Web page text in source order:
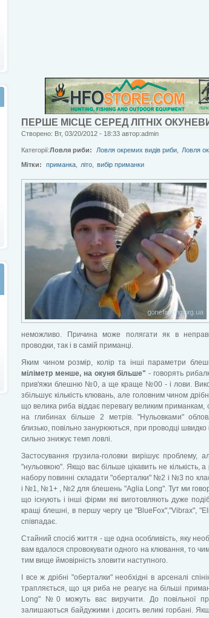
ПЕРШЕ МІСЦЕ СЕРЕД ЛІТНІХ
Створено: Вт, 03/20/2012 - 18:33 автор:admin
Категорії:Ловля риби: Ловля окремих видів риби Ловля
Мітки:
приманка літо вибір приманки
неможливо. Причина може полягати як в
проводки, так і в самій приманці.
Яким чином розмір, колір та інші параметри
міліметр менше, на окуня більше" - говорять
прив'яжи блешню №0, а ще краще №00 - і лови.
збільшує кількість клювань, але головним чином
що велика риба віддає перевагу великим приманкам,
на глибинах більше 2 метрів. "Нульовками"
близько, повільно занурюються, при проводці
сильно знижує темп ловлі.
Застосування грузила-головки вирішує
"нульовкою". Якщо вас більше цікавить не кількість,
набору повинні складати "оберталки" №2 і №3 по
і №1, №1+ , №2 для блешень "Aglia Long". Тут ми
що існують і інші фірми які виготовляють дуже
кращі блешні, в першу чергу це "BlueFox","Vibrax",
співпадає.
Стайний спосіб життя - ще одна особливість, яку
вам вдалося спровокувати одного на клювання, то
тим вище ймовірність зловити наступного.
І все ж дрібні "оберталки" необхідні в арсеналі
трапляється, що ця риба не реагує на більші
Long" №0 можуть вас виручити. До повільної
залишаються байдужими і досить великі горбані.